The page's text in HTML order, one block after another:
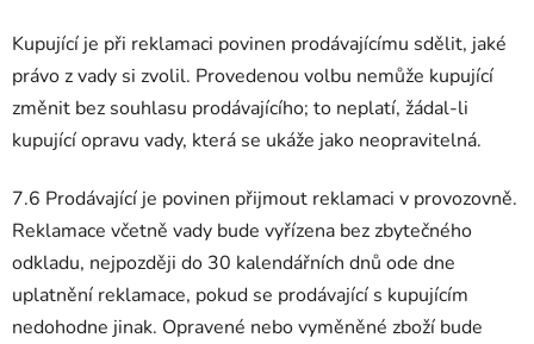
Kupující je při reklamaci povinen prodávajícímu sdělit, jaké
právo z vady si zvolil. Provedenou volbu nemůže kupující
změnit bez souhlasu prodávajícího; to neplatí, žádal-li
kupující opravu vady, která se ukáže jako neopravitelná.
7.6 Prodávající je povinen přijmout reklamaci v provozovně.
Reklamace včetně vady bude vyřízena bez zbytečného
odkladu, nejpozději do 30 kalendářních dnů ode dne
uplatnění reklamace, pokud se prodávající s kupujícím
nedohodne jinak. Opravené nebo vyměněné zboží bude